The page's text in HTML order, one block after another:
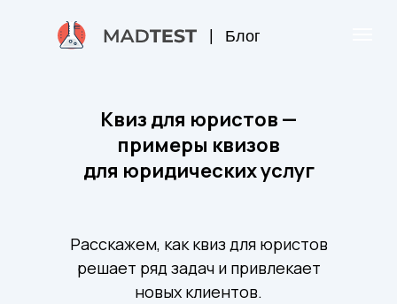
Блог
Квиз для юристов —
примеры квизов
для юридических услуг
Расскажем, как квиз для юристов
решает ряд задач и привлекает
новых клиентов.